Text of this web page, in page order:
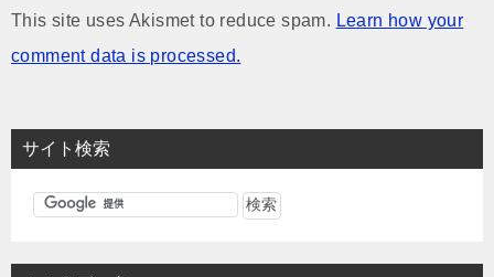
This site uses Akismet to reduce spam. Learn how your
comment data is processed.
サイト検索